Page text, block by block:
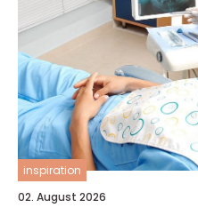
inspiration
02. August 2026